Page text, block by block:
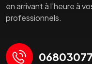
en arrivant à l’heure à
professionnels.